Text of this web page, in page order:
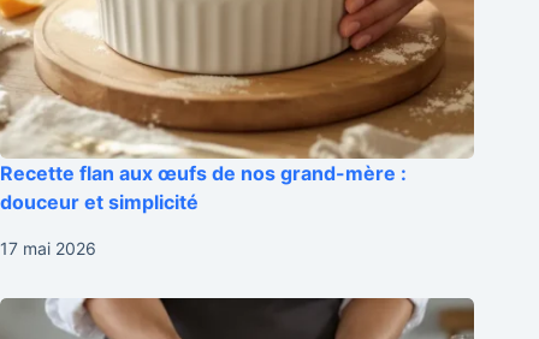
Recette flan aux œufs de nos grand-mère :
douceur et simplicité
17 mai 2026